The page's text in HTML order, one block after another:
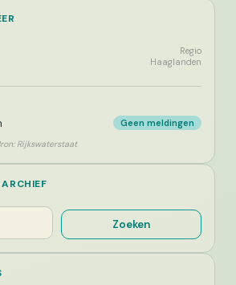
Regio
Haaglanden
Geen meldingen
Rijkswaterstaat
Zoeken